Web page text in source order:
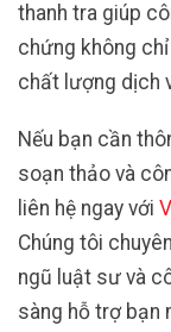
thanh tra giúp
chứng không
chất lượng dịch
Nếu bạn cần
soạn thảo và
liên hệ ngay với
Chúng tôi
ngũ luật sư và
sàng hỗ trợ bạn